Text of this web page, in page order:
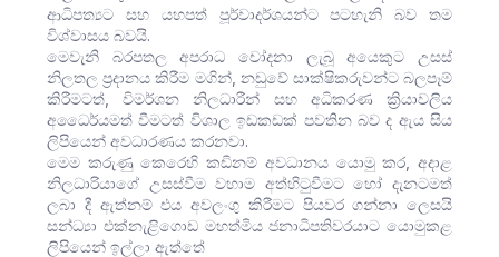
ආධිපත්‍යට සහ යහපත් පූර්වාදර්ශයන්ට පටහැනි බව තම
විශ්වාසය බවයි.
මෙවැනි බරපතල අපරාධ චෝදනා ලැබූ අයෙකුට උසස්
නිලතල ප්‍රදානය කිරීම මගින්, නඩුවේ සාක්ෂිකරුවන්ට බලපෑම්
කිරීමටත්, විමර්ශන නිලධාරීන් සහ අධිකරණ ක්‍රියාවලිය
අධෛර්යමත් වීමටත් විශාල ඉඩකඩක් පවතින බව ද ඇය සිය
ලිපියෙන් අවධාරණය කරනවා.
මෙම කරුණු කෙ‌රෙහි කඩිනම් අවධානය යොමු කර, අදාළ
නිලධාරියාගේ උසස්වීම වහාම අත්හිටුවීමට හෝ දැනටමත්
ලබා දී ඇත්නම් එය අවලංගු කිරීමට පියවර ගන්නා ලෙසයි
සන්ධ්‍යා එක්නැළිගොඩ මහත්මිය ජනාධිපතිවරයාට යොමුකළ
ලිපියෙන් ඉල්ලා ඇත්තේ